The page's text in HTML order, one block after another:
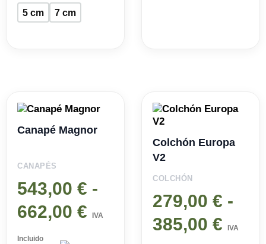
5 cm 7 cm
Canapé Magnor
CANAPÉS
543,00 € -
662,00 €
Rango
de
precios:
543,00 €
hasta
IVA
Incluido
Colchón Europa
V2
COLCHÓN
279,00 € -
385,00 € IVA